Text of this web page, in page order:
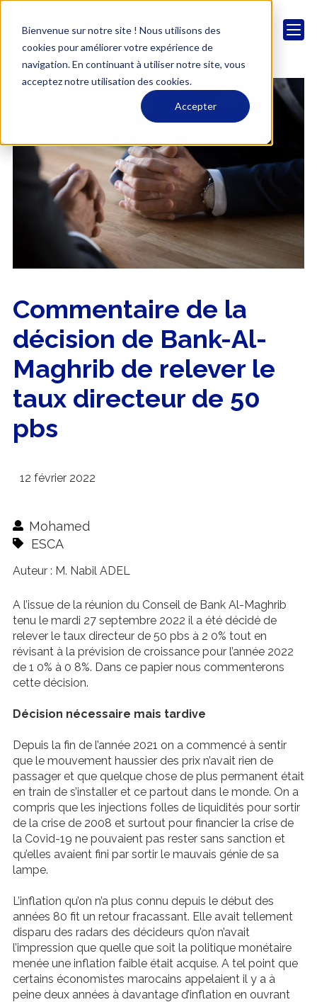
Bienvenue sur notre site ! Nous utilisons des
cookies pour améliorer votre expérience de
navigation. En continuant à utiliser notre site, vous
acceptez notre utilisation des cookies.
Accepter
Commentaire de la
décision de Bank-Al-
Maghrib de relever le
taux directeur de 50
pbs
12 février 2022
Mohamed
ESCA
Auteur : M. Nabil ADEL
A l’issue de la réunion du Conseil de Bank Al-Maghrib
tenu le mardi 27 septembre 2022 il a été décidé de
relever le taux directeur de 50 pbs à 2 0% tout en
révisant à la prévision de croissance pour l’année 2022
de 1 0% à 0 8%. Dans ce papier nous commenterons
cette décision.
Décision nécessaire mais tardive
Depuis la fin de l’année 2021 on a commencé à sentir
que le mouvement haussier des prix n’avait rien de
passager et que quelque chose de plus permanent était
en train de s’installer et ce partout dans le monde. On a
compris que les injections folles de liquidités pour sortir
de la crise de 2008 et surtout pour financier la crise de
la Covid-19 ne pouvaient pas rester sans sanction et
qu’elles avaient fini par sortir le mauvais génie de sa
lampe.
L’inflation qu’on n’a plus connu depuis le début des
années 80 fit un retour fracassant. Elle avait tellement
disparu des radars des décideurs qu’on n’avait
l’impression que quelle que soit la politique monétaire
menée une inflation faible était acquise. A tel point que
certains économistes marocains appelaient il y a à
peine deux années à davantage d’inflation en ouvrant